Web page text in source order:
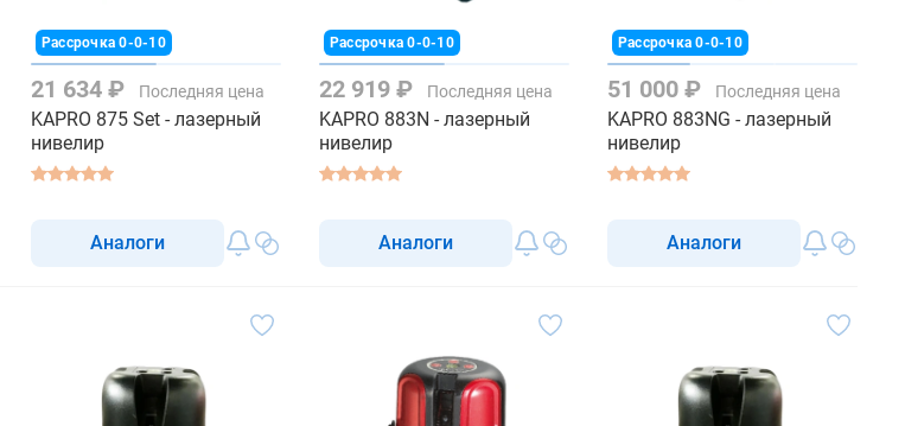
Рассрочка 0-0-10
21 634 ₽ Последняя цена
KAPRO 875 Set - лазерный
нивелир
Аналоги
Рассрочка 0-0-10
22 919 ₽ Последняя цена
KAPRO 883N - лазерный
нивелир
Аналоги
Рассрочка 0-0-10
51 000 ₽ Последняя цена
KAPRO 883NG - лазерный
нивелир
Аналоги